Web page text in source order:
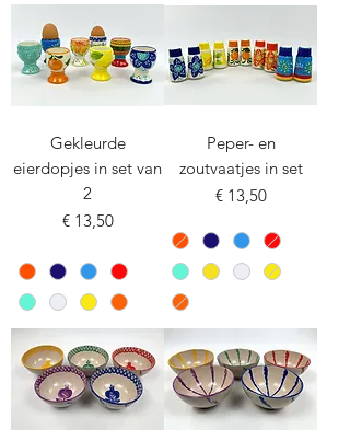
Gekleurde
eierdopjes in set van
2
Prijs
€ 13,50
Peper- en
zoutvaatjes in set
Prijs
€ 13,50